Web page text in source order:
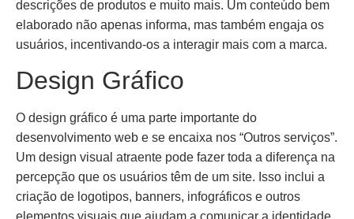
descrições de produtos e muito mais. Um conteúdo bem
elaborado não apenas informa, mas também engaja os
usuários, incentivando-os a interagir mais com a marca.
Design Gráfico
O design gráfico é uma parte importante do
desenvolvimento web e se encaixa nos “Outros serviços”.
Um design visual atraente pode fazer toda a diferença na
percepção que os usuários têm de um site. Isso inclui a
criação de logotipos, banners, infográficos e outros
elementos visuais que ajudam a comunicar a identidade